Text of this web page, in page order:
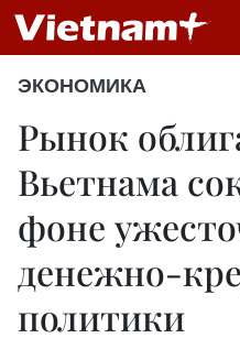
ЭКОНОМИКА
Рынок
Вьетнама
фоне
денежно-
политики